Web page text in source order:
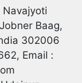
Navajyoti
Baag,
302006
Email :